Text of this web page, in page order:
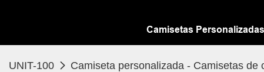
Camisetas Personalizadas
UNIT-100 Camiseta personalizada - Camisetas